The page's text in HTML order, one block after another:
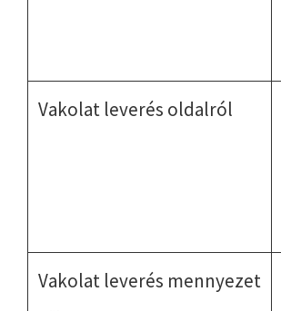
Vakolat leverés oldalról
Vakolat leverés mennyezet